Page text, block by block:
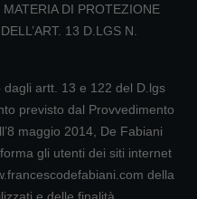
DI PROTEZIONE
13 D.LGS N.
artt. 13 e 122 del D.lgs
previsto dal Provvedimento
maggio 2014, De Fabiani
gli utenti dei siti internet
della